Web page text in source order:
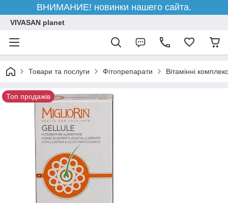
ВНИМАНИЕ! новинки нашего сайта.
VIVASAN planet
Товари та послуги Фітопрепарати Вітамінні
Топ продажів